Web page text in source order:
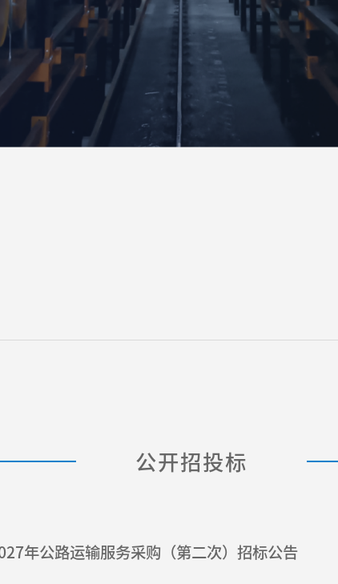
公开招投标
年公路运输服务采购（第二次）招标公告